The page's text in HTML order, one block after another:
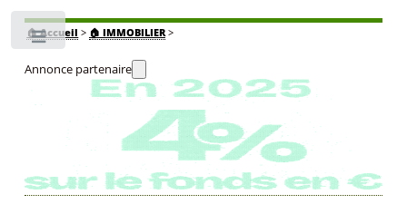
🏠Accueil > 🏠 IMMOBILIER>
Annonce partenaire
Toggle